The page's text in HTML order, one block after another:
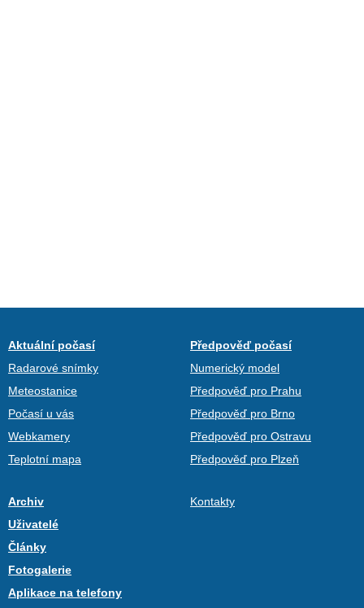
Aktuální počasí
Radarové snímky
Meteostanice
Počasí u vás
Webkamery
Teplotní mapa
Předpověď počasí
Numerický model
Předpověď pro Prahu
Předpověď pro Brno
Předpověď pro Ostravu
Předpověď pro Plzeň
Archiv
Uživatelé
Články
Fotogalerie
Aplikace na telefony
Kontakty